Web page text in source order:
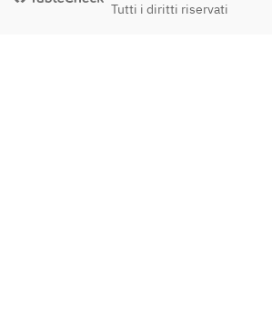
Tutti i diritti riservati